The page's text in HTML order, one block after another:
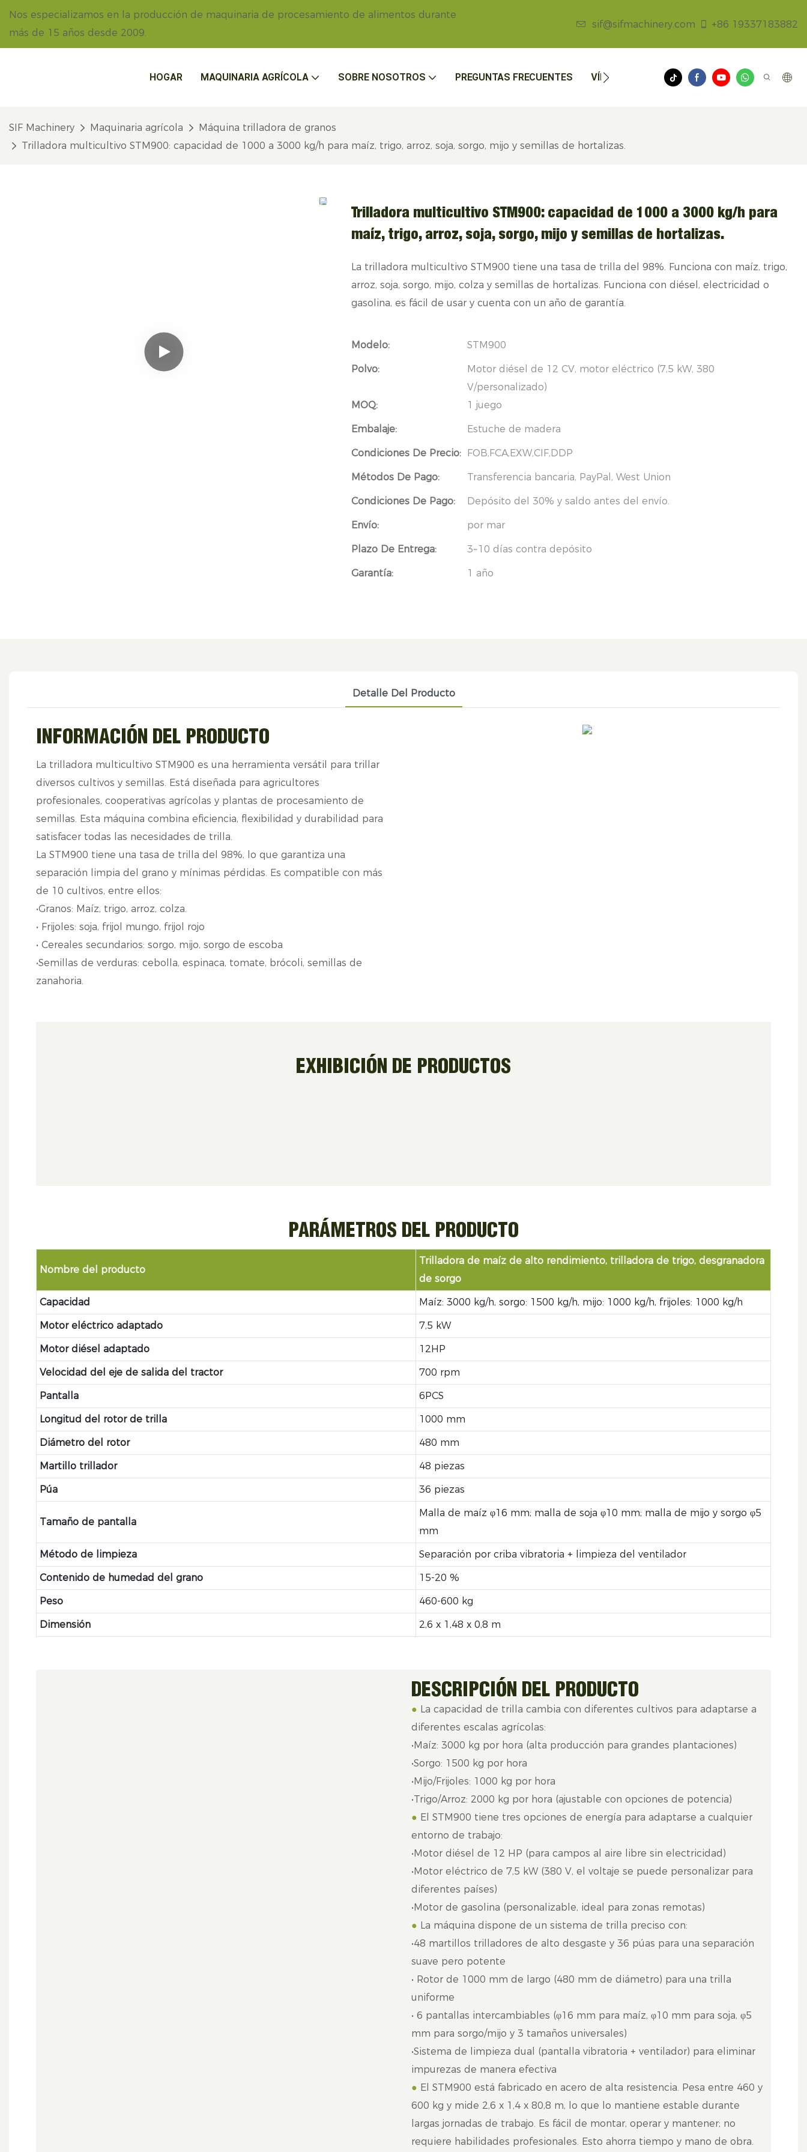
Nos especializamos en la producción de maquinaria de procesamiento de alimentos durante
más de 15 años desde 2009.
sif@sifmachinery.com +86 19337183882
HOGAR MAQUINARIA AGRÍCOLA SOBRE NOSOTROS PREGUNTAS FRECUENTES VÍDEOS NOTICIAS CONTÁCTENOS
SIF Machinery Maquinaria agrícola
Máquina trilladora de granos
Trilladora multicultivo STM900: capacidad de 1000 a 3000 kg/h para maíz, trigo, arroz, soja, sorgo, mijo y semillas de hortalizas.
Trilladora multicultivo STM900: capacidad de 1000 a 3000 kg/h para
maíz, trigo, arroz, soja, sorgo, mijo y semillas de hortalizas.
La trilladora multicultivo STM900 tiene una tasa de trilla del 98%. Funciona con maíz, trigo,
arroz, soja, sorgo, mijo, colza y semillas de hortalizas. Funciona con diésel, electricidad o
gasolina, es fácil de usar y cuenta con un año de garantía.
Modelo: STM900
Polvo:
Motor diésel de 12 CV, motor eléctrico (7,5 kW, 380
V/personalizado)
MOQ:
1 juego
Embalaje: Estuche de madera
Condiciones De Precio: FOB,FCA,EXW,CIF,DDP
Métodos De Pago: Transferencia bancaria, PayPal, West Union
Condiciones De Pago: Depósito del 30% y saldo antes del envío.
Envío: por mar
Plazo De Entrega: 3~10 días contra depósito
Garantía: 1 año
Detalle Del Producto
INFORMACIÓN DEL PRODUCTO
La trilladora multicultivo STM900 es una herramienta versátil para trillar
diversos cultivos y semillas. Está diseñada para agricultores
profesionales, cooperativas agrícolas y plantas de procesamiento de
semillas. Esta máquina combina eficiencia, flexibilidad y durabilidad para
satisfacer todas las necesidades de trilla.
La STM900 tiene una tasa de trilla del 98%, lo que garantiza una
separación limpia del grano y mínimas pérdidas. Es compatible con más
de 10 cultivos, entre ellos:
•Granos: Maíz, trigo, arroz, colza.
• Frijoles: soja, frijol mungo, frijol rojo
• Cereales secundarios: sorgo, mijo, sorgo de escoba
•Semillas de verduras: cebolla, espinaca, tomate, brócoli, semillas de
zanahoria.
EXHIBICIÓN DE PRODUCTOS
PARÁMETROS DEL PRODUCTO
Nombre del producto
Trilladora de maíz de alto rendimiento, trilladora de trigo, desgranadora
de sorgo
Capacidad Maíz: 3000 kg/h, sorgo: 1500 kg/h, mijo: 1000 kg/h, frijoles: 1000 kg/h
Motor eléctrico adaptado 7,5 kW
Motor diésel adaptado 12HP
Velocidad del eje de salida del tractor 700 rpm
Pantalla 6PCS
Longitud del rotor de trilla 1000 mm
Diámetro del rotor 480 mm
Martillo trillador 48 piezas
Púa 36 piezas
Tamaño de pantalla
Malla de maíz φ16 mm; malla de soja φ10 mm; malla de mijo y sorgo φ5
mm
Método de limpieza Separación por criba vibratoria + limpieza del ventilador
Contenido de humedad del grano 15-20 %
Peso 460-600 kg
Dimensión 2,6 x 1,48 x 0,8 m
DESCRIPCIÓN DEL PRODUCTO
● La capacidad de trilla cambia con diferentes cultivos para adaptarse a
diferentes escalas agrícolas:
•Maíz: 3000 kg por hora (alta producción para grandes plantaciones)
•Sorgo: 1500 kg por hora
•Mijo/Frijoles: 1000 kg por hora
•Trigo/Arroz: 2000 kg por hora (ajustable con opciones de potencia)
● El STM900 tiene tres opciones de energía para adaptarse a cualquier
entorno de trabajo:
•Motor diésel de 12 HP (para campos al aire libre sin electricidad)
•Motor eléctrico de 7,5 kW (380 V, el voltaje se puede personalizar para
diferentes países)
•Motor de gasolina (personalizable, ideal para zonas remotas)
● La máquina dispone de un sistema de trilla preciso con:
•48 martillos trilladores de alto desgaste y 36 púas para una separación
suave pero potente
• Rotor de 1000 mm de largo (480 mm de diámetro) para una trilla
uniforme
• 6 pantallas intercambiables (φ16 mm para maíz, φ10 mm para soja, φ5
mm para sorgo/mijo y 3 tamaños universales)
•Sistema de limpieza dual (pantalla vibratoria + ventilador) para eliminar
impurezas de manera efectiva
● El STM900 está fabricado en acero de alta resistencia. Pesa entre 460 y
600 kg y mide 2,6 x 1,4 x 80,8 m, lo que lo mantiene estable durante
largas jornadas de trabajo. Es fácil de montar, operar y mantener; no
requiere habilidades profesionales. Esto ahorra tiempo y mano de obra.